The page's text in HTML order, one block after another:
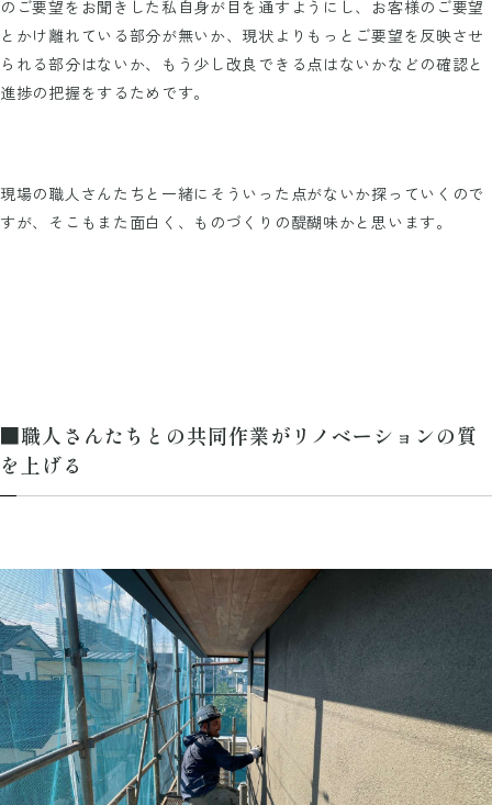
のご要望をお聞きした私自身が目を通すようにし、お客様のご要望
とかけ離れている部分が無いか、現状よりもっとご要望を反映させ
られる部分はないか、もう少し改良できる点はないかなどの確認と
進捗の把握をするためです。
現場の職人さんたちと一緒にそういった点がないか探っていくので
すが、そこもまた面白く、ものづくりの醍醐味かと思います。
■職人さんたちとの共同作業がリノベーションの質
を上げる